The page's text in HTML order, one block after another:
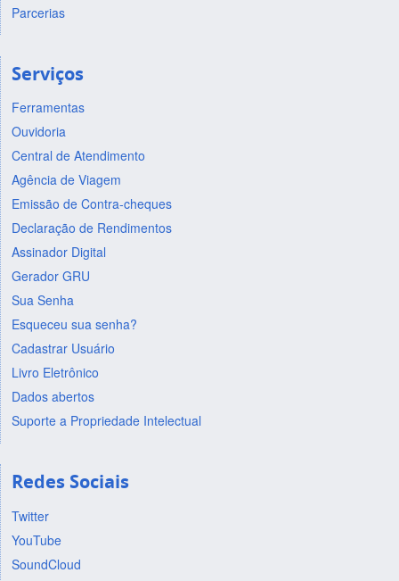
Parcerias
Serviços
Ferramentas
Ouvidoria
Central de Atendimento
Agência de Viagem
Emissão de Contra-cheques
Declaração de Rendimentos
Assinador Digital
Gerador GRU
Sua Senha
Esqueceu sua senha?
Cadastrar Usuário
Livro Eletrônico
Dados abertos
Suporte a Propriedade Intelectual
Redes Sociais
Twitter
YouTube
SoundCloud